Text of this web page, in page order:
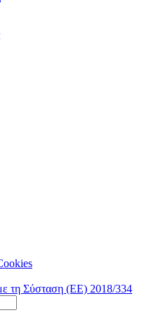
τη Σύσταση (ΕΕ) 2018/334